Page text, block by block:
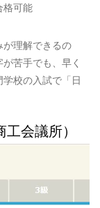
格可能
が理解できるの
苦手でも、早く
校の入試で「日
工会議所）